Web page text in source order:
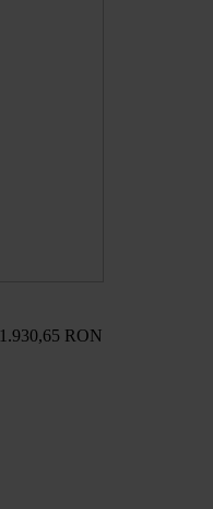
1.930,65 RON